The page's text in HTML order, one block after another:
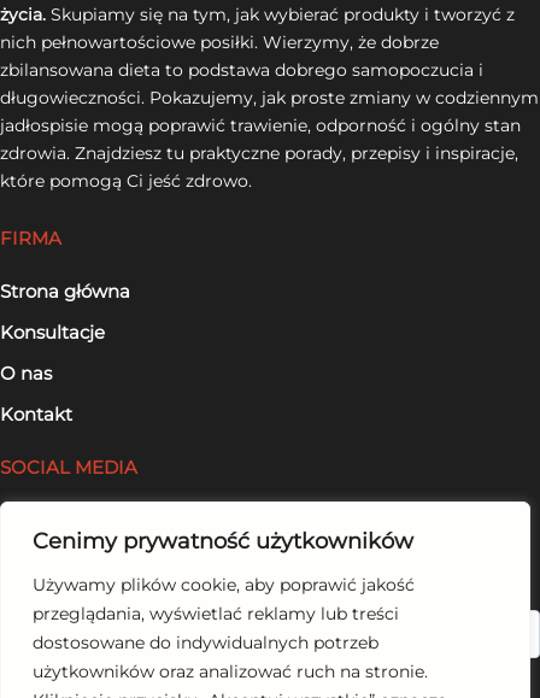
Cenimy prywatność użytkowników
Używamy plików cookie, aby poprawić jakość
przeglądania, wyświetlać reklamy lub treści
dostosowane do indywidualnych potrzeb
użytkowników oraz analizować ruch na stronie.
życia. Skupiamy się na tym, jak wybierać produkty i tworzyć z
nich pełnowartościowe posiłki. Wierzymy, że dobrze
zbilansowana dieta to podstawa dobrego samopoczucia i
długowieczności. Pokazujemy, jak proste zmiany w codziennym
jadłospisie mogą poprawić trawienie, odporność i ogólny stan
zdrowia. Znajdziesz tu praktyczne porady, przepisy i inspiracje,
które pomogą Ci jeść zdrowo.
FIRMA
Strona główna
Konsultacje
O nas
Kontakt
SOCIAL MEDIA
Szukaj